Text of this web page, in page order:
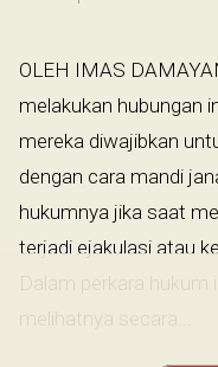
OLEH IMAS
melakukan hubungan
mereka diwajibkan
dengan cara mandi
hukumnya jika saat
terjadi ejakulasi atau
Dalam perkara hukum
melihatnya secara...